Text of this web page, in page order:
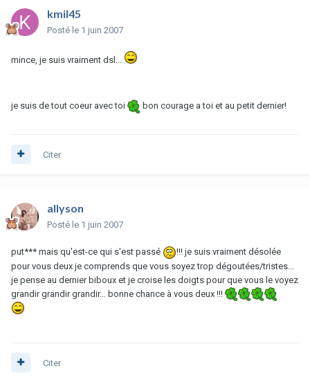
kmil45
Posté le 1 juin 2007
mince, je suis vraiment dsl...
je suis de tout coeur avec toi bon courage a toi et au petit dernier!
Citer
allyson
Posté le 1 juin 2007
put*** mais qu'est-ce qui s'est passé
!!! je suis vraiment désolée
pour vous deux je comprends que vous soyez trop dégoutées/tristes...
je pense au dernier biboux et je croise les doigts pour que vous le voyez
grandir grandir grandir... bonne chance à vous deux !!!
Citer